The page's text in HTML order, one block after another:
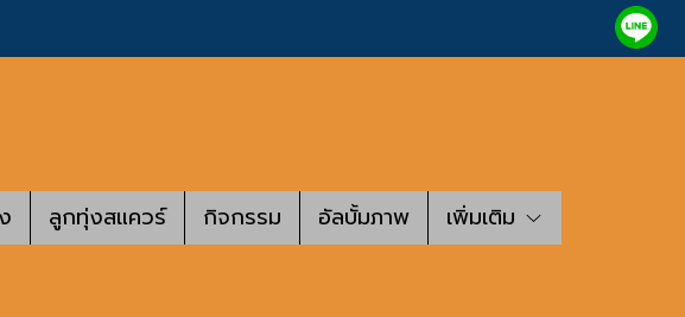
ลูกทุ่งสแควร์ กิจกรรม อัลบั้มภาพ เพิ่มเติม